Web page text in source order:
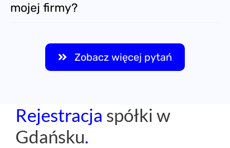
mojej firmy?
Zobacz więcej pytań
Rejestracja spółki w
Gdańsku.